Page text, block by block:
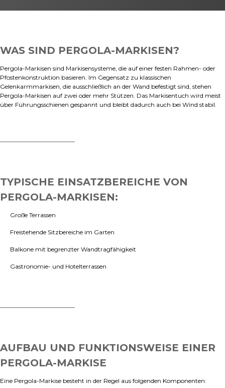
WAS SIND PERGOLA-MARKISEN?
Pergola-Markisen sind Markisensysteme, die auf einer festen Rahmen- oder
Pfostenkonstruktion basieren. Im Gegensatz zu klassischen
Gelenkarmmarkisen, die ausschließlich an der Wand befestigt sind, stehen
Pergola-Markisen auf zwei oder mehr Stützen. Das Markisentuch wird meist
über Führungsschienen gespannt und bleibt dadurch auch bei Wind stabil.
TYPISCHE EINSATZBEREICHE VON
PERGOLA-MARKISEN:
Große Terrassen
Freistehende Sitzbereiche im Garten
Balkone mit begrenzter Wandtragfähigkeit
Gastronomie- und Hotelterrassen
AUFBAU UND FUNKTIONSWEISE EINER
PERGOLA-MARKISE
Eine Pergola-Markise besteht in der Regel aus folgenden Komponenten: